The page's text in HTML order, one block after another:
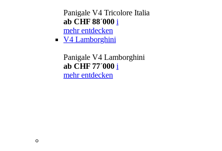
Panigale V4 Tricolore Italia
ab CHF 88´000 i
mehr entdecken
V4 Lamborghini
Panigale V4 Lamborghini
ab CHF 77´000 i
mehr entdecken